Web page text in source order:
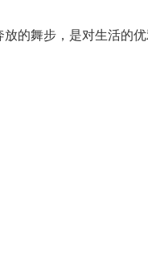
的舞步，是对生活的